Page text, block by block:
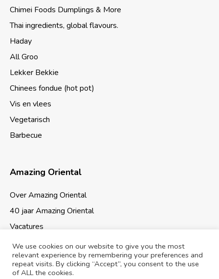
Chimei Foods Dumplings & More
Thai ingredients, global flavours.
Haday
All Groo
Lekker Bekkie
Chinees fondue (hot pot)
Vis en vlees
Vegetarisch
Barbecue
Amazing Oriental
Over Amazing Oriental
40 jaar Amazing Oriental
Vacatures
We use cookies on our website to give you the most
relevant experience by remembering your preferences and
repeat visits. By clicking “Accept”, you consent to the use
of ALL the cookies.